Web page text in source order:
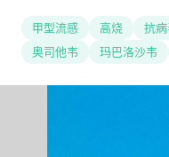
甲型流感 高烧 抗
奥司他韦
玛巴洛沙韦